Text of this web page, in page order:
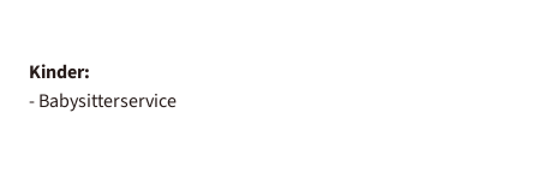
Kinder:
- Babysitterservice